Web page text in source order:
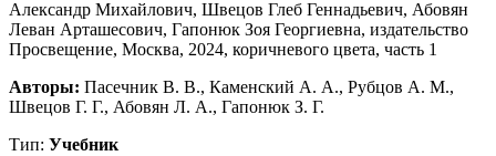
Авторы: Пасечник В. В., Каменский А. А., Рубцов А. М.,
Швецов Г. Г., Абовян Л. А., Гапонюк З. Г.
Тип: Учебник